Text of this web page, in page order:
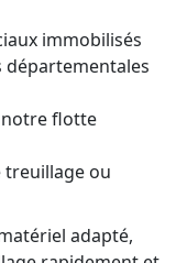
immobilisés
notre flotte
treuillage ou
adapté,